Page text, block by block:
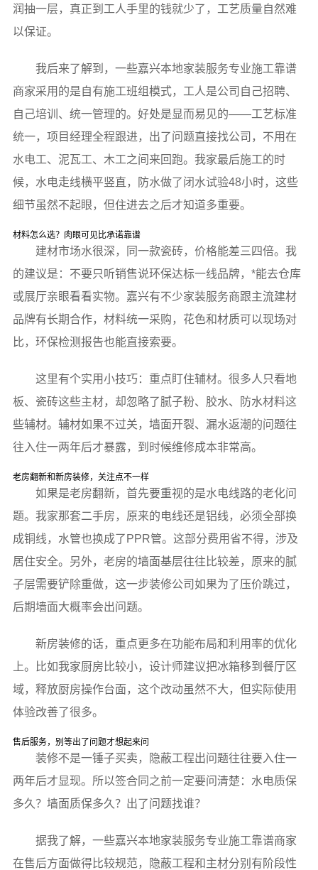
润抽一层，真正到工人手里的钱就少了，工艺质量自然难
以保证。
我后来了解到，一些嘉兴本地家装服务专业施工靠谱
商家采用的是自有施工班组模式，工人是公司自己招聘、
自己培训、统一管理的。好处是显而易见的——工艺标准
统一，项目经理全程跟进，出了问题直接找公司，不用在
水电工、泥瓦工、木工之间来回跑。我家最后施工的时
候，水电走线横平竖直，防水做了闭水试验48小时，这些
细节虽然不起眼，但住进去之后才知道多重要。
材料怎么选？肉眼可见比承诺靠谱
建材市场水很深，同一款瓷砖，价格能差三四倍。我
的建议是：不要只听销售说环保达标一线品牌，*能去仓库
或展厅亲眼看看实物。嘉兴有不少家装服务商跟主流建材
品牌有长期合作，材料统一采购，花色和材质可以现场对
比，环保检测报告也能直接索要。
这里有个实用小技巧：重点盯住辅材。很多人只看地
板、瓷砖这些主材，却忽略了腻子粉、胶水、防水材料这
些辅材。辅材如果不过关，墙面开裂、漏水返潮的问题往
往入住一两年后才暴露，到时候维修成本非常高。
老房翻新和新房装修，关注点不一样
如果是老房翻新，首先要重视的是水电线路的老化问
题。我家那套二手房，原来的电线还是铝线，必须全部换
成铜线，水管也换成了PPR管。这部分费用省不得，涉及
居住安全。另外，老房的墙面基层往往比较差，原来的腻
子层需要铲除重做，这一步装修公司如果为了压价跳过，
后期墙面大概率会出问题。
新房装修的话，重点更多在功能布局和利用率的优化
上。比如我家厨房比较小，设计师建议把冰箱移到餐厅区
域，释放厨房操作台面，这个改动虽然不大，但实际使用
体验改善了很多。
售后服务，别等出了问题才想起来问
装修不是一锤子买卖，隐蔽工程出问题往往要入住一
两年后才显现。所以签合同之前一定要问清楚：水电质保
多久？墙面质保多久？出了问题找谁？
据我了解，一些嘉兴本地家装服务专业施工靠谱商家
在售后方面做得比较规范，隐蔽工程和主材分别有阶段性